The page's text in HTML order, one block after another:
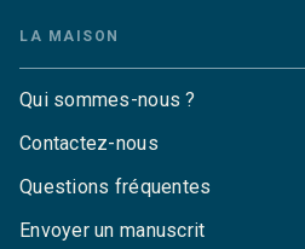
LA MAISON
Qui sommes-nous ?
Contactez-nous
Questions fréquentes
Envoyer un manuscrit